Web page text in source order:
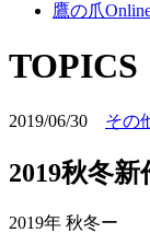
鷹の爪
TOPICS
2019/06/30 その
2019秋冬
2019年 秋冬ー